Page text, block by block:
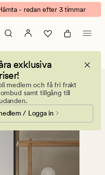
- redan efter 3 timmar
exklusiva
medlem och få fri frakt
samt tillgång till
/ Logga in